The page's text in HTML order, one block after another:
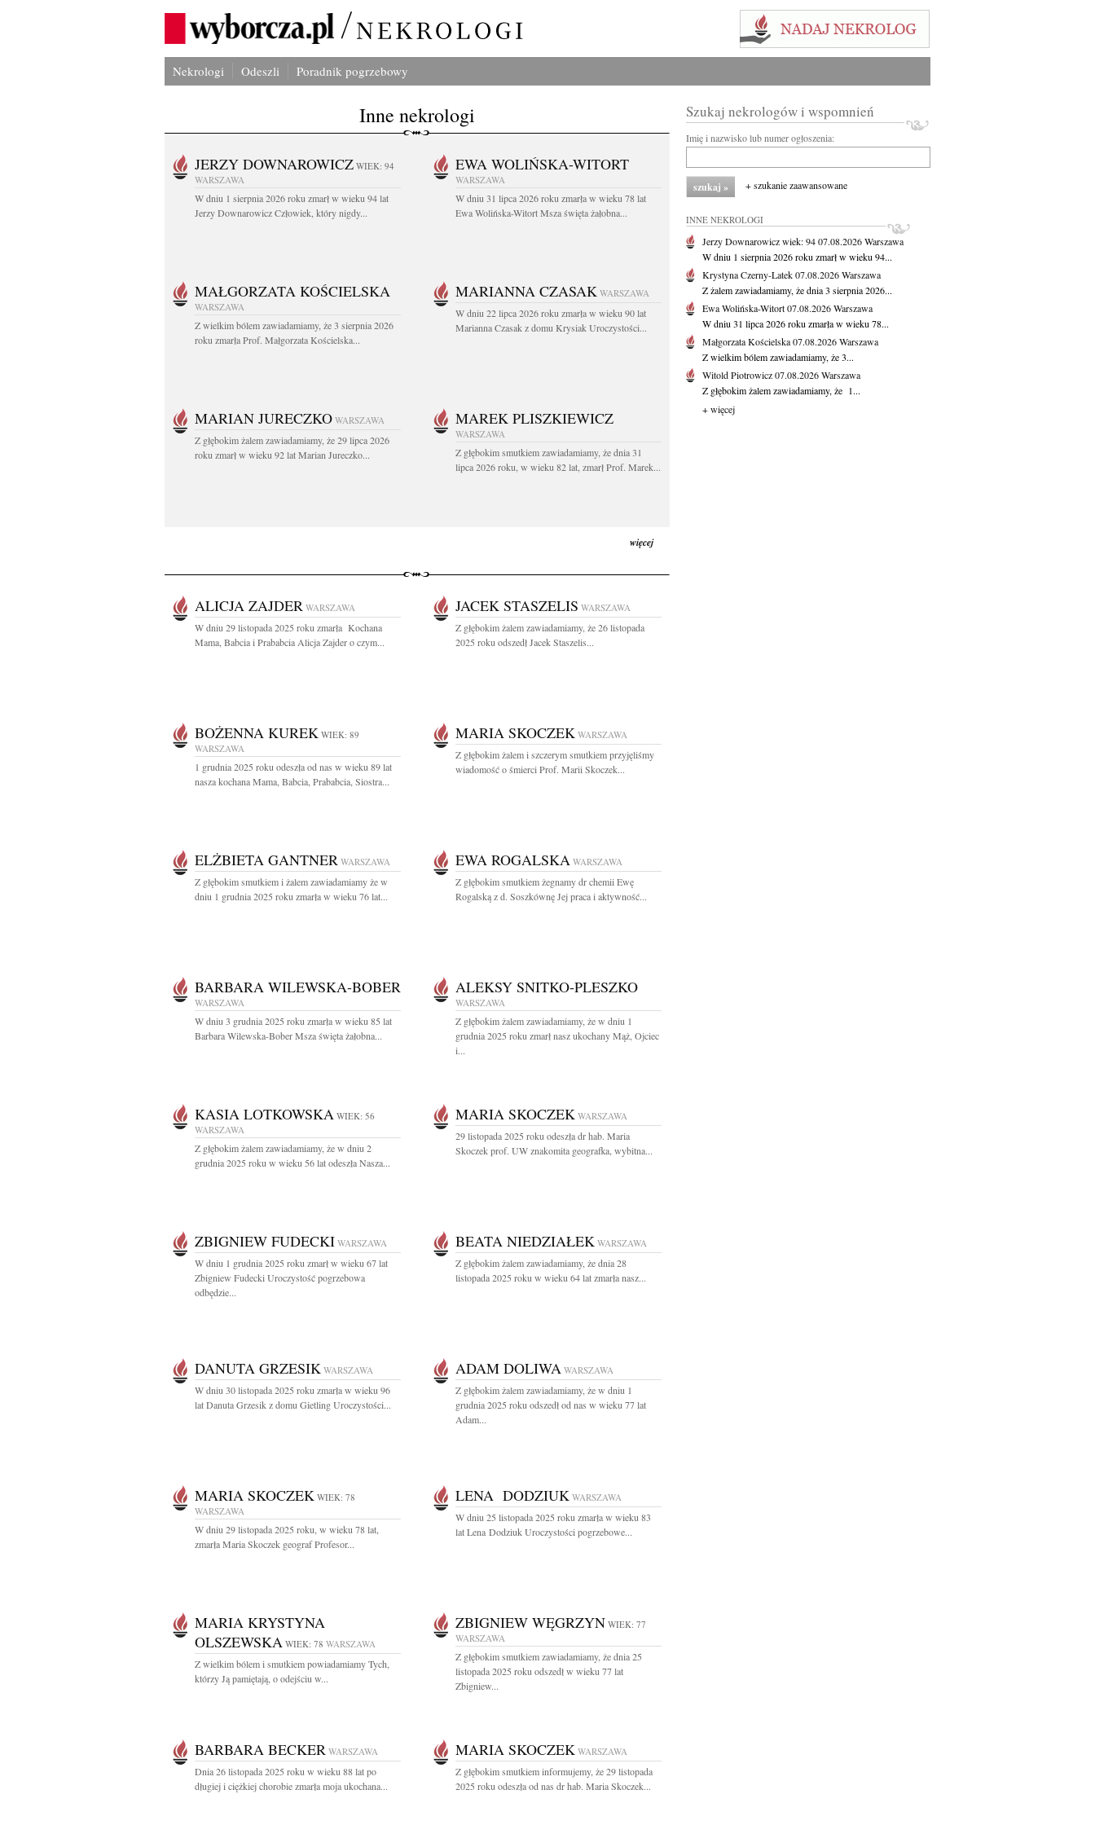
Nekrologi Odeszli Poradnik pogrzebowy
Inne nekrologi
JERZY DOWNAROWICZ WIEK: 94
WARSZAWA
W dniu 1 sierpnia 2026 roku zmarł w wieku 94 lat
Jerzy Downarowicz Człowiek, który nigdy...
EWA WOLIŃSKA-WITORT
WARSZAWA
W dniu 31 lipca 2026 roku zmarła w wieku 78 lat
Ewa Wolińska-Witort Msza święta żałobna...
MAŁGORZATA KOŚCIELSKA
WARSZAWA
Z wielkim bólem zawiadamiamy, że 3 sierpnia 2026
roku zmarła Prof. Małgorzata Kościelska...
MARIANNA CZASAK WARSZAWA
W dniu 22 lipca 2026 roku zmarła w wieku 90 lat
Marianna Czasak z domu Krysiak Uroczystości...
MARIAN JURECZKO WARSZAWA
Z głębokim żalem zawiadamiamy, że 29 lipca 2026
roku zmarł w wieku 92 lat Marian Jureczko...
MAREK PLISZKIEWICZ
WARSZAWA
Z głębokim smutkiem zawiadamiamy, że dnia 31
lipca 2026 roku, w wieku 82 lat, zmarł Prof. Marek...
więcej
ALICJA ZAJDER WARSZAWA
W dniu 29 listopada 2025 roku zmarła Kochana
Mama, Babcia i Prababcia Alicja Zajder o czym...
JACEK STASZELIS WARSZAWA
Z głębokim żalem zawiadamiamy, że 26 listopada
2025 roku odszedł Jacek Staszelis...
BOŻENNA KUREK WIEK: 89
WARSZAWA
1 grudnia 2025 roku odeszła od nas w wieku 89 lat
nasza kochana Mama, Babcia, Prababcia, Siostra...
MARIA SKOCZEK WARSZAWA
Z głębokim żalem i szczerym smutkiem przyjęliśmy
wiadomość o śmierci Prof. Marii Skoczek...
ELŻBIETA GANTNER WARSZAWA
Z głębokim smutkiem i żalem zawiadamiamy że w
dniu 1 grudnia 2025 roku zmarła w wieku 76 lat...
EWA ROGALSKA WARSZAWA
Z głębokim smutkiem żegnamy dr chemii Ewę
Rogalską z d. Soszkównę Jej praca i aktywność...
BARBARA WILEWSKA-BOBER
WARSZAWA
W dniu 3 grudnia 2025 roku zmarła w wieku 85 lat
Barbara Wilewska-Bober Msza święta żałobna...
ALEKSY SNITKO-PLESZKO
WARSZAWA
Z głębokim żalem zawiadamiamy, że w dniu 1
grudnia 2025 roku zmarł nasz ukochany Mąż, Ojciec
i...
KASIA LOTKOWSKA WIEK: 56
WARSZAWA
Z głębokim żalem zawiadamiamy, że w dniu 2
grudnia 2025 roku w wieku 56 lat odeszła Nasza...
MARIA SKOCZEK WARSZAWA
29 listopada 2025 roku odeszła dr hab. Maria
Skoczek prof. UW znakomita geografka, wybitna...
ZBIGNIEW FUDECKI WARSZAWA
W dniu 1 grudnia 2025 roku zmarł w wieku 67 lat
Zbigniew Fudecki Uroczystość pogrzebowa
odbędzie...
BEATA NIEDZIAŁEK WARSZAWA
Z głębokim żalem zawiadamiamy, że dnia 28
listopada 2025 roku w wieku 64 lat zmarła nasz...
DANUTA GRZESIK WARSZAWA
W dniu 30 listopada 2025 roku zmarła w wieku 96
lat Danuta Grzesik z domu Gietling Uroczystości...
ADAM DOLIWA WARSZAWA
Z głębokim żalem zawiadamiamy, że w dniu 1
grudnia 2025 roku odszedł od nas w wieku 77 lat
Adam...
MARIA SKOCZEK WIEK: 78
WARSZAWA
W dniu 29 listopada 2025 roku, w wieku 78 lat,
zmarła Maria Skoczek geograf Profesor...
LENA DODZIUK WARSZAWA
W dniu 25 listopada 2025 roku zmarła w wieku 83
lat Lena Dodziuk Uroczystości pogrzebowe...
MARIA KRYSTYNA
OLSZEWSKA WIEK: 78 WARSZAWA
Z wielkim bólem i smutkiem powiadamiamy Tych,
którzy Ją pamiętają, o odejściu w...
ZBIGNIEW WĘGRZYN WIEK: 77
WARSZAWA
Z głębokim smutkiem zawiadamiamy, że dnia 25
listopada 2025 roku odszedł w wieku 77 lat
Zbigniew...
BARBARA BECKER WARSZAWA
Dnia 26 listopada 2025 roku w wieku 88 lat po
długiej i ciężkiej chorobie zmarła moja ukochana...
MARIA SKOCZEK WARSZAWA
Z głębokim smutkiem informujemy, że 29 listopada
2025 roku odeszła od nas dr hab. Maria Skoczek...
Szukaj nekrologów i wspomnień
Imię i nazwisko lub numer ogłoszenia:
+ szukanie zaawansowane
INNE NEKROLOGI
Jerzy Downarowiczwiek: 9407.08.2026Warszawa
W dniu 1 sierpnia 2026 roku zmarł w wieku 94...
Krystyna Czerny-Latek07.08.2026Warszawa
Z żalem zawiadamiamy, że dnia 3 sierpnia 2026...
Ewa Wolińska-Witort07.08.2026Warszawa
W dniu 31 lipca 2026 roku zmarła w wieku 78...
Małgorzata Kościelska07.08.2026Warszawa
Z wielkim bólem zawiadamiamy, że 3...
Witold Piotrowicz07.08.2026Warszawa
Z głębokim żalem zawiadamiamy, że 1...
+ więcej